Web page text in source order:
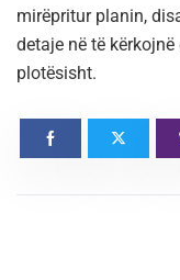
mirëpritur planin,
detaje në të
plotësisht.